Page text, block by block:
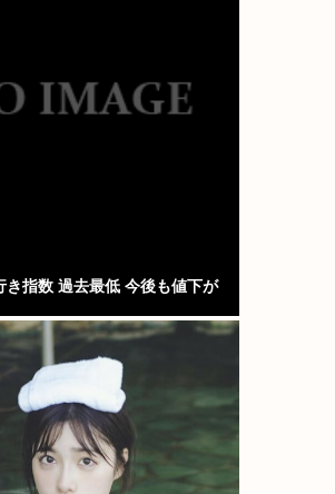
き指数 過去最低 今後も値下が